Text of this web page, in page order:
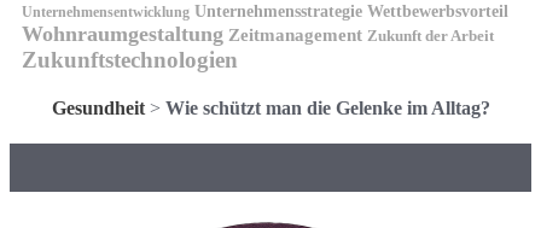
Unternehmensentwicklung Unternehmensstrategie Wettbewerbsvorteil
Wohnraumgestaltung Zeitmanagement Zukunft der Arbeit
Zukunftstechnologien
Gesundheit> Wie schützt man die Gelenke im Alltag?